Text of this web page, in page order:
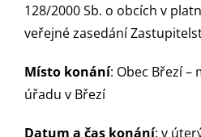
128/2000 Sb. o obcích v
veřejné zasedání
Místo konání: Obec Březí
úřadu v Březí
Datum a čas konání: v